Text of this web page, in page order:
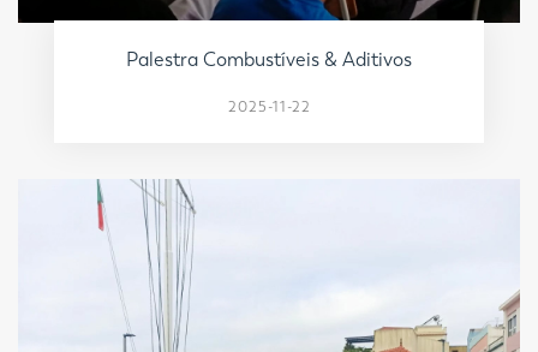
Palestra Combustíveis & Aditivos
2025-11-22